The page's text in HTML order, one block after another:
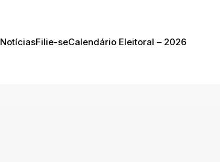
NotíciasFilie-seCalendário Eleitoral – 2026